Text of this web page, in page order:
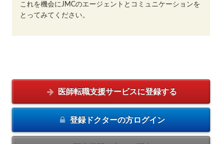
これを機会にJMCのエージェントとコミュニケーションを
とってみてください。
医師転職支援サービスに登録する
登録ドクターの方ログイン